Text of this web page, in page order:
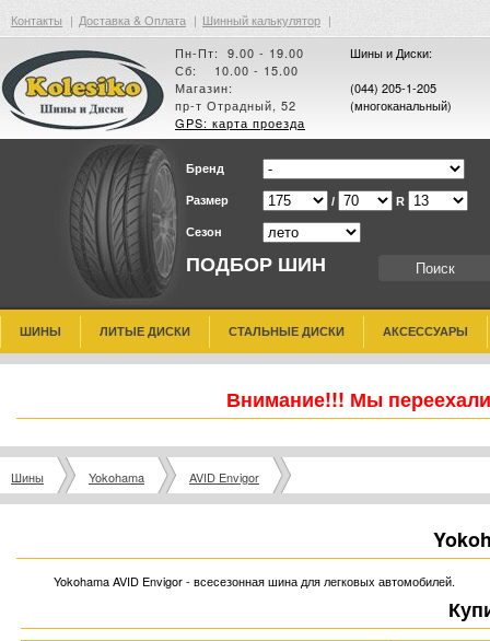
Контакты | Доставка & Оплата | Шинный калькулятор |
Пн-Пт: 9.00 - 19.00
Сб: 10.00 - 15.00
Магазин:
пр-т Отрадный, 52
GPS: карта проезда
Шины и Диски:
(044) 205-1-205
(многоканальный)
ПОДБОР ШИН
Бренд
Размер / R
Сезон
ШИНЫ ЛИТЫЕ ДИСКИ СТАЛЬНЫЕ ДИСКИ АКСЕССУАРЫ
Внимание!!! Мы
Шины Yokohama AVID Envigor
Yokohama AVID Envigor - всесезонная шина для легковых автомобилей.